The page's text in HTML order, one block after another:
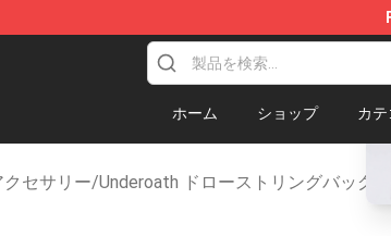
Underoath Merchandise Shop
ホーム ショップ カテ
セサリー/Underoath ドローストリングバッグ